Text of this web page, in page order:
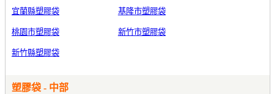
宜蘭縣塑膠袋 基隆市塑膠袋
桃園市塑膠袋 新竹市塑膠袋
新竹縣塑膠袋
塑膠袋 - 中部